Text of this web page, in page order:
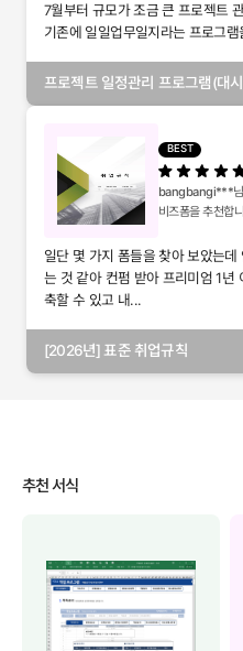
7월부터 규모가 조금 큰 프로젝트
기존에 일일업무일지라는 프로그램
프로젝트 일정관리 프로그램(대
BEST
bangbangi***
비즈폼을 추천합
일단 몇 가지 폼들을 찾아 보았는
는 것 같아 컨펌 받아 프리미엄 1년
축할 수 있고 내...
[2026년] 표준 취업규칙
추천 서식